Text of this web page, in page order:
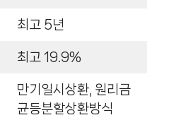
최고 5년
최고 19.9%
만기일시상환, 원리금
균등분할상환방식